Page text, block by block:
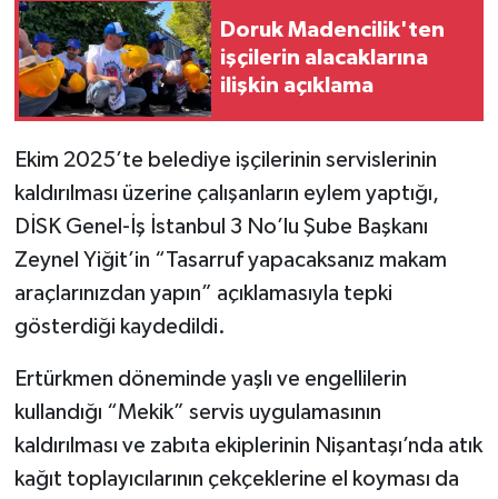
Doruk Madencilik'ten
işçilerin alacaklarına
ilişkin açıklama
Ekim 2025’te belediye işçilerinin servislerinin
kaldırılması üzerine çalışanların eylem yaptığı,
DİSK Genel-İş İstanbul 3 No’lu Şube Başkanı
Zeynel Yiğit’in “Tasarruf yapacaksanız makam
araçlarınızdan yapın” açıklamasıyla tepki
gösterdiği kaydedildi.
Ertürkmen döneminde yaşlı ve engellilerin
kullandığı “Mekik” servis uygulamasının
kaldırılması ve zabıta ekiplerinin Nişantaşı’nda atık
kağıt toplayıcılarının çekçeklerine el koyması da